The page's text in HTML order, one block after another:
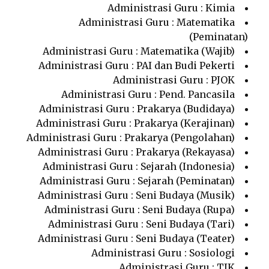
Administrasi Guru : Kimia
Administrasi Guru : Matematika
(Peminatan)
Administrasi Guru : Matematika (Wajib)
Administrasi Guru : PAI dan Budi Pekerti
Administrasi Guru : PJOK
Administrasi Guru : Pend. Pancasila
Administrasi Guru : Prakarya (Budidaya)
Administrasi Guru : Prakarya (Kerajinan)
Administrasi Guru : Prakarya (Pengolahan)
Administrasi Guru : Prakarya (Rekayasa)
Administrasi Guru : Sejarah (Indonesia)
Administrasi Guru : Sejarah (Peminatan)
Administrasi Guru : Seni Budaya (Musik)
Administrasi Guru : Seni Budaya (Rupa)
Administrasi Guru : Seni Budaya (Tari)
Administrasi Guru : Seni Budaya (Teater)
Administrasi Guru : Sosiologi